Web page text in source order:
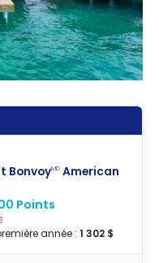
BonvoyMD American
Points
année : 1 302 $